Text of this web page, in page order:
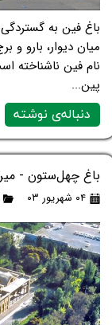
میان دیوار، بارو
نام فین ناشناخته
پین...
دنباله‌ی نوشته
باغ چهل‌ستون -
۰۴ شهریور ۰۳